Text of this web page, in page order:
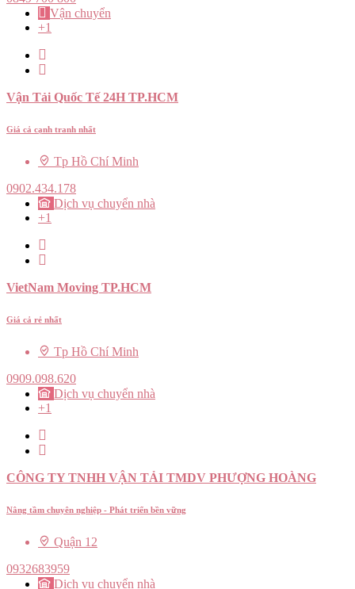
Vận chuyển
+1
Vận Tải Quốc Tế 24H TP.HCM
Giá cả cạnh tranh nhất
Tp Hồ Chí Minh
0902.434.178
Dịch vụ chuyển nhà
+1
VietNam Moving TP.HCM
Giá cả rẻ nhất
Tp Hồ Chí Minh
0909.098.620
Dịch vụ chuyển nhà
+1
CÔNG TY TNHH VẬN TẢI TMDV PHƯỢNG HOÀNG
Nâng tầm chuyên nghiệp - Phát triển bền vững
Quận 12
0932683959
Dịch vụ chuyển nhà